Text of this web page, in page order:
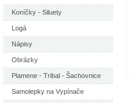
Koníčky - Siluety
Logá
Nápisy
Obrázky
Plamene - Tribal - Šachovnice
Samolepky na Vypínače